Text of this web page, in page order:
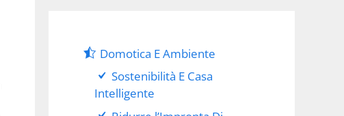
Domotica E Ambiente
Sostenibilità E Casa
Intelligente